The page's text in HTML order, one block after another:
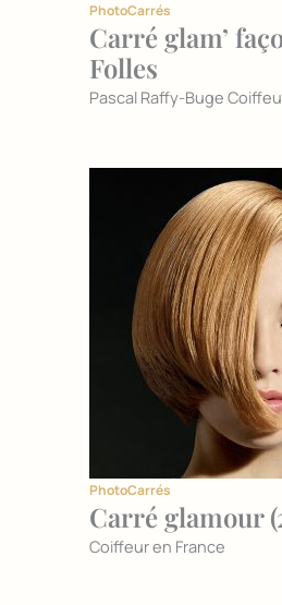
PhotoCarrés
Carré glam’
Folles
Pascal Raffy-Buge
PhotoCarrés
Carré glamour
Coiffeur en France